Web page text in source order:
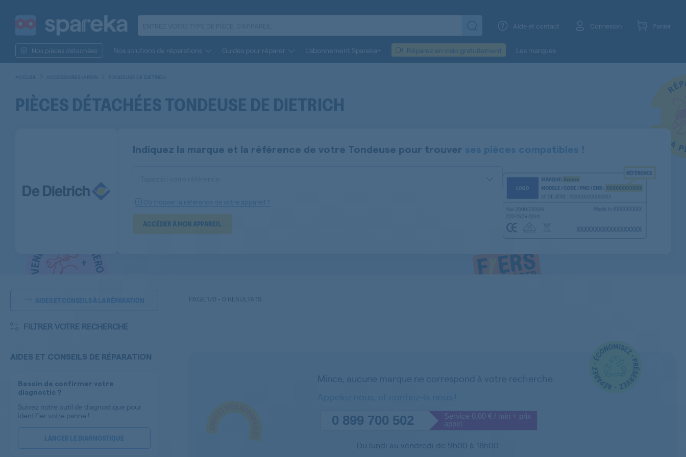
Aide et contact Connexion Panier
Nos pièces détachées Nos solutions de réparations Guides pour réparer L’abonnement Spareka+ Réparez en visio gratuitement Les marques
ACCUEIL ACCESSOIRES JARDIN TONDEUSE DE DIETRICH
PIÈCES DÉTACHÉES TONDEUSE DE DIETRICH
Indiquez la marque et la référence de votre Tondeuse pour trouver ses pièces compatibles !
Où trouver la référence de votre appareil ?
ACCÉDER À MON APPAREIL
AIDES ET CONSEILS À LA RÉPARATION
FILTRER VOTRE RECHERCHE
AIDES ET CONSEILS DE RÉPARATION
Besoin de confirmer votre
diagnostic ?
Suivez notre outil de diagnostique pour
identifier votre panne !
LANCER LE DIAGNOSTIQUE
PAGE 1/0 - 0 RESULTATS
Mince, aucune marque ne correspond à votre recherche.
Appelez nous, et confiez-la nous !
0 899 700 502
Service 0,80 € / min + prix
appel
Du lundi au vendredi de 9h00 à 18h00